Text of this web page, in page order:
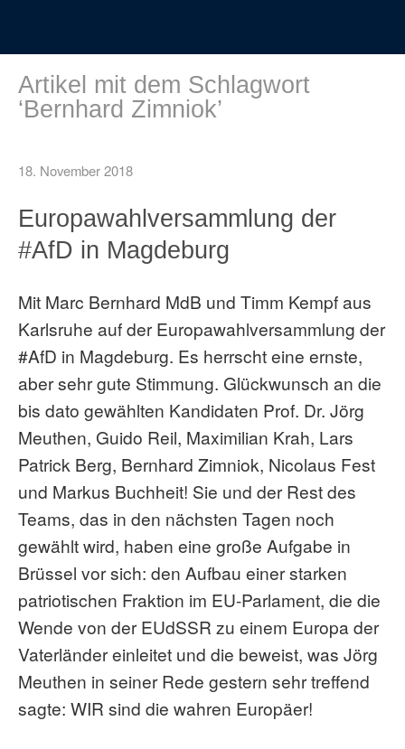
Artikel mit dem Schlagwort
‘Bernhard Zimniok’
18. November 2018
Europawahlversammlung der
#AfD in Magdeburg
Mit Marc Bernhard MdB und Timm Kempf aus
Karlsruhe auf der Europawahlversammlung der
#AfD in Magdeburg. Es herrscht eine ernste,
aber sehr gute Stimmung. Glückwunsch an die
bis dato gewählten Kandidaten Prof. Dr. Jörg
Meuthen, Guido Reil, Maximilian Krah, Lars
Patrick Berg, Bernhard Zimniok, Nicolaus Fest
und Markus Buchheit! Sie und der Rest des
Teams, das in den nächsten Tagen noch
gewählt wird, haben eine große Aufgabe in
Brüssel vor sich: den Aufbau einer starken
patriotischen Fraktion im EU-Parlament, die die
Wende von der EUdSSR zu einem Europa der
Vaterländer einleitet und die beweist, was Jörg
Meuthen in seiner Rede gestern sehr treffend
sagte: WIR sind die wahren Europäer!